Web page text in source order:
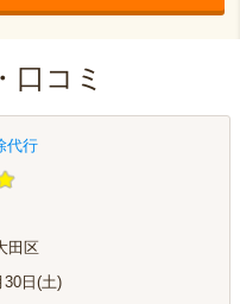
口コミ
代行
田区
30日(土)